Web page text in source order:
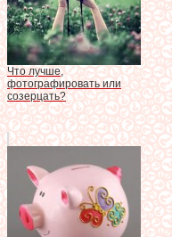
Что лучше,
фотографировать или
созерцать?